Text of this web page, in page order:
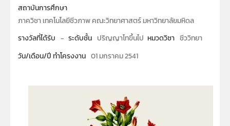
สถาบันการศึกษา
ภาควิชา เทคโนโลยีชีวภาพ คณะวิทยาศาสตร์ มหาวิทยาลัยมหิดล
รางวัลที่ได้รับ - ระดับชั้น ปริญญาโทขึ้นไป หมวดวิชา ชีววิทยา
วัน/เดือน/ปี ทำโครงงาน 01 มกราคม 2541